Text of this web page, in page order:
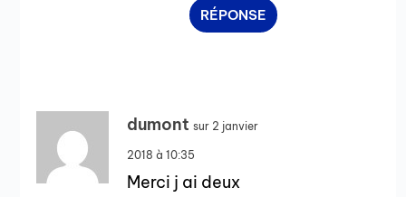
RÉPONSE
dumont sur 2 janvier
2018 à 10:35
Merci j ai deux